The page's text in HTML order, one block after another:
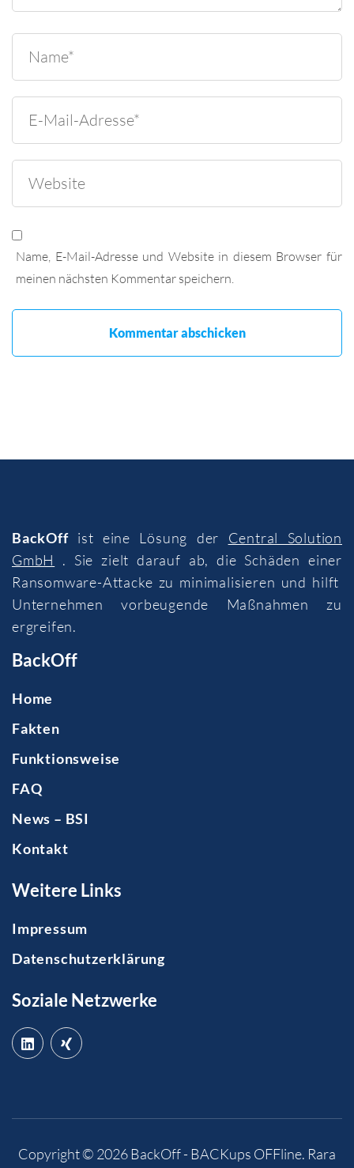
Name, E-Mail-Adresse und Website in diesem Browser für
meinen nächsten Kommentar speichern.
BackOffist eine Lösung der Central Solution
GmbH
. Sie zielt darauf ab, die Schäden einer
Ransomware-Attacke zu minimalisieren und hilft
Unternehmen vorbeugende Maßnahmen zu
ergreifen.
BackOff
Home
Fakten
Funktionsweise
FAQ
News – BSI
Kontakt
Weitere Links
Impressum
Datenschutzerklärung
Soziale Netzwerke
Copyright © 2026BackOff - BACKups OFFline. Rara